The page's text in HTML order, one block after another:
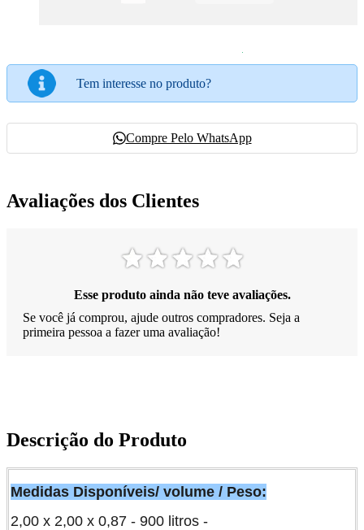
Tem interesse no produto?
Compre Pelo WhatsApp
Avaliações dos Clientes
Esse produto ainda não teve avaliações.
Se você já comprou, ajude outros compradores. Seja a
primeira pessoa a fazer uma avaliação!
Descrição do Produto
Medidas Disponíveis/ volume / Peso:
2,00 x 2,00 x 0,87 - 900 litros -